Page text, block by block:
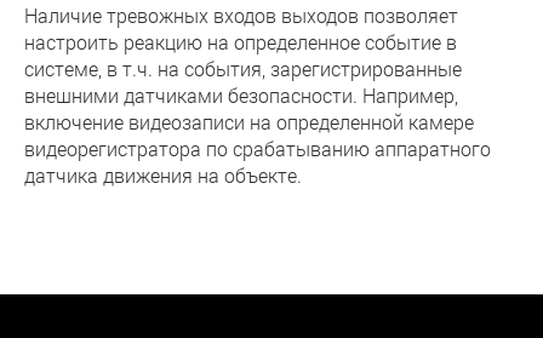
Наличие тревожных входов выходов позволяет
настроить реакцию на определенное событие в
системе, в т.ч. на события, зарегистрированные
внешними датчиками безопасности. Например,
включение видеозаписи на определенной камере
видеорегистратора по срабатыванию аппаратного
датчика движения на объекте.